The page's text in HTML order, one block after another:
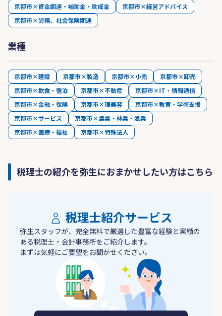
京都市×資金調達・補助金・助成金
京都市×経営アドバイス
京都市×労務、社会保険関連
業種
京都市×建設 京都市×製造 京都市×小売
京都市×卸売
京都市×飲食・宿泊
京都市×不動産
京都市×IT・情報通信
京都市×金融・保険
京都市×理美容
京都市×教育・学術支援
京都市×サービス
京都市×農業・林業・漁業
京都市×医療・福祉
京都市×特殊法人
税理士の紹介を弥生におまかせしたい方はこちら
税理士紹介サービス
弥生スタッフが、完全無料で厳選した豊富な経験と実績の
ある税理士・会計事務所をご紹介します。
まずは気軽にご要望をお聞かせください。